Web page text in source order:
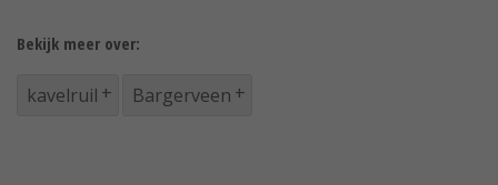
Bekijk meer over:
kavelruil Bargerveen